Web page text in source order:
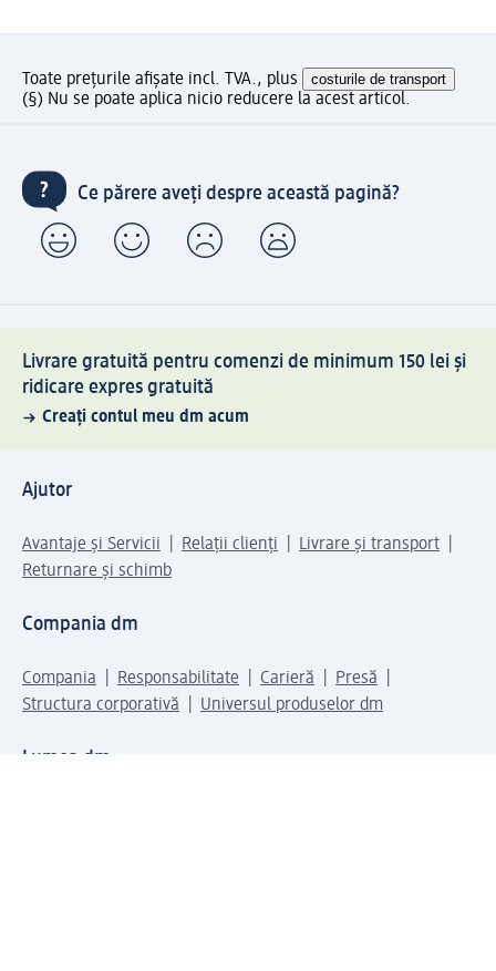
Toate prețurile afișate incl. TVA., plus costurile de transport
(§) Nu se poate aplica nicio reducere la acest articol.
Ce părere aveți despre această pagină?
Livrare gratuită pentru comenzi de minimum 150 lei și
ridicare expres gratuită
Creați contul meu dm acum
Ajutor
Avantaje și Servicii Relații clienți
Livrare și transport
Returnare și schimb
Compania dm
Compania Responsabilitate Carieră
Presă
Structura corporativă
Universul produselor dm
Lumea dm